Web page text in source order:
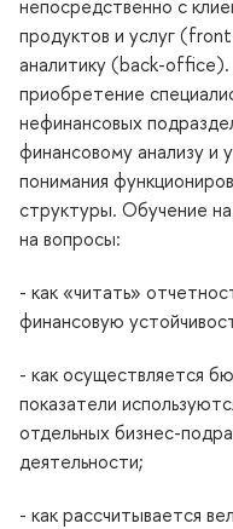
непосредственно с
продуктов и услуг
аналитику (back-office).
приобретение
нефинансовых
финансовому анализу и
понимания
структуры. Обучение
на вопросы:
- как «читать»
финансовую
- как осуществляется
показатели
отдельных бизнес-
деятельности;
- как рассчитывается